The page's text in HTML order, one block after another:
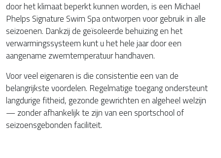
door het klimaat beperkt kunnen worden, is een Michael
Phelps Signature Swim Spa ontworpen voor gebruik in alle
seizoenen. Dankzij de geïsoleerde behuizing en het
verwarmingssysteem kunt u het hele jaar door een
aangename zwemtemperatuur handhaven.
Voor veel eigenaren is die consistentie een van de
belangrijkste voordelen. Regelmatige toegang ondersteunt
langdurige fitheid, gezonde gewrichten en algeheel welzijn
— zonder afhankelijk te zijn van een sportschool of
seizoensgebonden faciliteit.